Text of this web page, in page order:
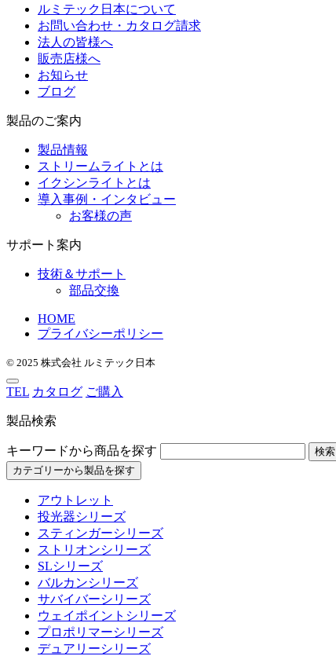
ルミテック日本について
お問い合わせ・カタログ請求
法人の皆様へ
販売店様へ
お知らせ
ブログ
製品のご案内
製品情報
ストリームライトとは
イクシンライトとは
導入事例・インタビュー
お客様の声
サポート案内
技術＆サポート
部品交換
HOME
プライバシーポリシー
© 2025 株式会社 ルミテック日本
TEL カタログ ご購入
製品検索
キーワードから商品を探す
検索
カテゴリーから製品を探す
アウトレット
投光器シリーズ
スティンガーシリーズ
ストリオンシリーズ
SLシリーズ
バルカンシリーズ
サバイバーシリーズ
ウェイポイントシリーズ
プロポリマーシリーズ
デュアリーシリーズ